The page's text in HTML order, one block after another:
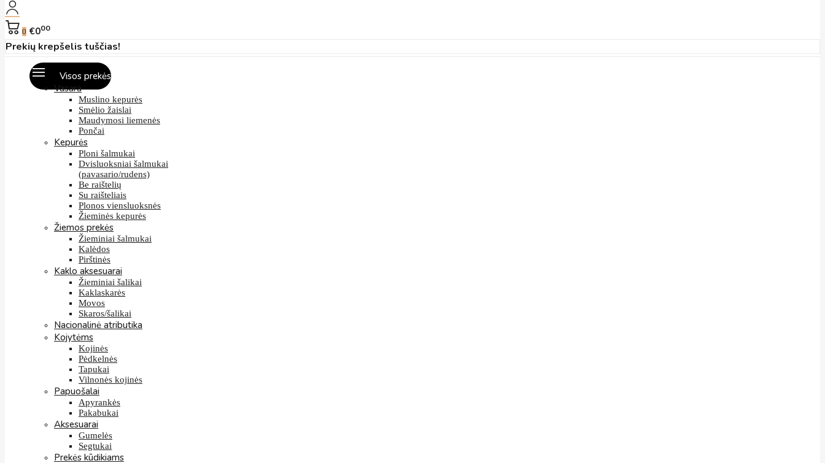
0 €000
Prekių krepšelis tuščias!
Visos prekės
Vasara
Muslino kepurės
Smėlio žaislai
Maudymosi liemenės
Pončai
Kepurės
Ploni šalmukai
Dvisluoksniai šalmukai
(pavasario/rudens)
Be raištelių
Su raišteliais
Plonos viensluoksnės
Žieminės kepurės
Žiemos prekės
Žieminiai šalmukai
Kalėdos
Pirštinės
Kaklo aksesuarai
Žieminiai šalikai
Kaklaskarės
Movos
Skaros/šalikai
Nacionalinė atributika
Kojytėms
Kojinės
Pėdkelnės
Tapukai
Vilnonės kojinės
Papuošalai
Apyrankės
Pakabukai
Aksesuarai
Gumelės
Segtukai
Prekės kūdikiams